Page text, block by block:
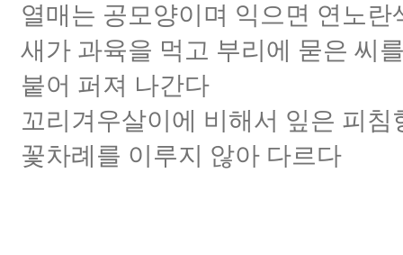
열매는 공모양이며 익으면 연노
새가 과육을 먹고 부리에 묻은 씨
붙어 퍼져 나간다
꼬리겨우살이에 비해서 잎은 피
꽃차례를 이루지 않아 다르다